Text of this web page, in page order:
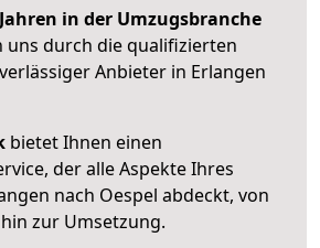
in der Umzugsbranche
uns durch die qualifizierten
Anbieter in Erlangen
bietet Ihnen einen
der alle Aspekte Ihres
nach Oespel abdeckt, von
zur Umsetzung.